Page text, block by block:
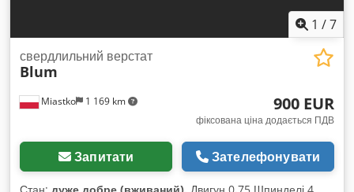
1 /7
Miastko 1 169 km
свердлильний верстат
Blum
900 EUR
фіксована ціна додається ПДВ
Запитати Зателефонувати